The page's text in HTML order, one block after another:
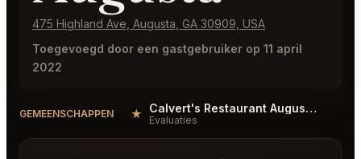
475 Highland Ave, Augusta, GA 30909, USA
Toegevoegd door een gastgebruiker op 11 april
2022
GEMEENSCHAPPEN ★ Calvert's Restaurant Augusta Reviews
Evaluaties